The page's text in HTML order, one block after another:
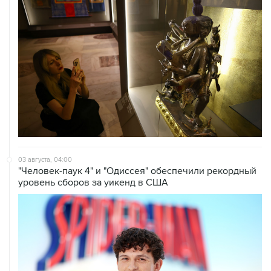
03 августа, 04:00
"Человек-паук 4" и "Одиссея" обеспечили рекордный
уровень сборов за уикенд в США